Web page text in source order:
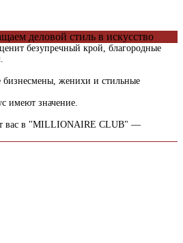
деловой стиль в искусство
безупречный крой, благородные
женихи и стильные
имеют значение.
вас в "MILLIONAIRE CLUB" —